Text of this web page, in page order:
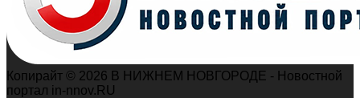
Копирайт © 2026 В НИЖНЕМ НОВГОРОДЕ - Новостной
портал in-nnov.RU